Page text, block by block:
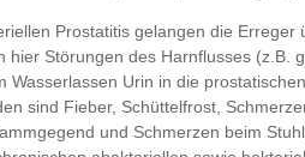
Prostatitis gelangen die
hier Störungen des Harnflusses
Wasserlassen Urin in die
sind Fieber, Schüttelfrost,
und Schmerzen beim